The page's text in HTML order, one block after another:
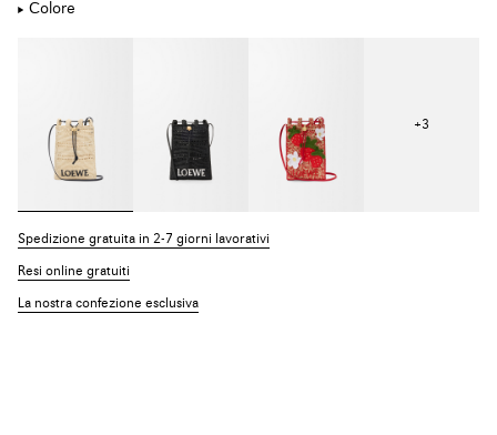
Colore
+3
Spedizione gratuita in 2-7 giorni lavorativi
Resi online gratuiti
La nostra confezione esclusiva